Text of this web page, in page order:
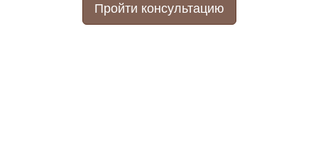
Пройти консультацию